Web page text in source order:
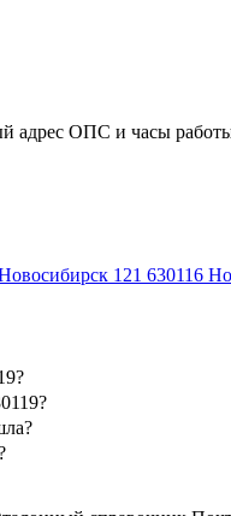
адрес ОПС и часы
121 630116